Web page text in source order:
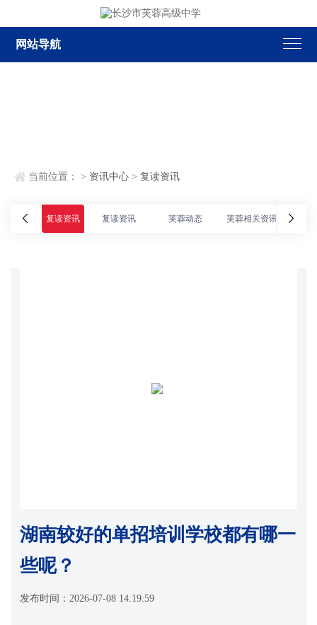
网站导航
当前位置： > 资讯中心 >复读资讯
复读资讯 复读资讯 芙蓉动态 芙蓉相关资讯
湖南较好的单招培训学校都有哪一
些呢？
发布时间： 2026-07-08 14:19:59